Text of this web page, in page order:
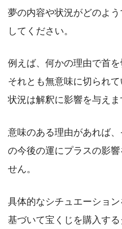
夢の内容や状況がどのよ
してください。
例えば、何かの理由で首を
それとも無意味に切られ
状況は解釈に影響を与えま
意味のある理由があれば
の今後の運にプラスの影
せん。
具体的なシチュエーショ
基づいて宝くじを購入す